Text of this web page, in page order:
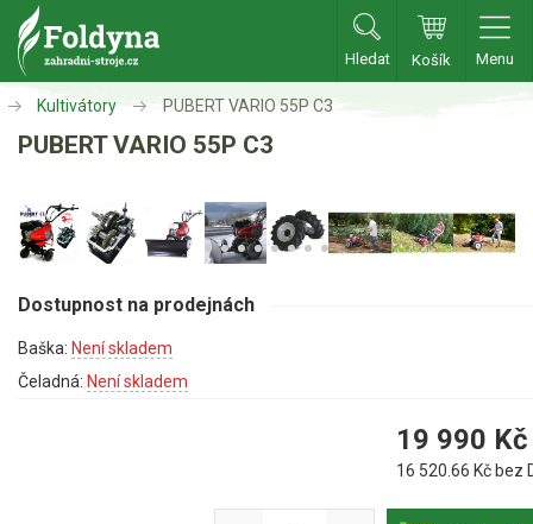
Hledat Košík Menu
Zahradní traktory
Zahradní ridery
Aku traktory
Sekačky
Kultivátory PUBERT VARIO 55P C3
PUBERT VARIO 55P C3
Dostupnost na prodejnách
Baška: Není skladem
Čeladná: Není skladem
19 990 Kč
16 520.66 Kč bez